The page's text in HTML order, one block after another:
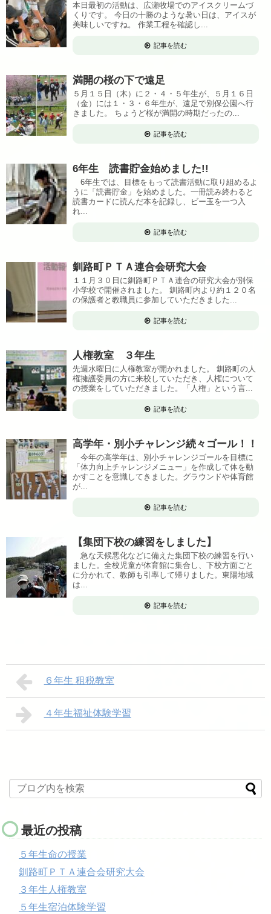
本日最初の活動は、広瀬牧場でのアイスクリームづ
くりです。 今日の十勝のような暑い日は、アイスが
美味しいですね。 作業工程を確認し...
記事を読む
満開の桜の下で遠足
５月１５日（木）に２・４・５年生が、５月１６日
（金）には１・３・６年生が、遠足で別保公園へ行
きました。 ちょうど桜が満開の時期だったの...
記事を読む
6年生 読書貯金始めました!!
6年生では、目標をもって読書活動に取り組めるよ
うに「読書貯金」を始めました。一冊読み終わると
読書カードに読んだ本を記録し、ビー玉を一つ入
れ...
記事を読む
釧路町ＰＴＡ連合会研究大会
１１月３０日に釧路町ＰＴＡ連合の研究大会が別保
小学校で開催されました。 釧路町内より約１２０名
の保護者と教職員に参加していただきました...
記事を読む
人権教室 ３年生
先週水曜日に人権教室が開かれました。 釧路町の人
権擁護委員の方に来校していただき、人権について
の授業をしていただきました。「人権」という言...
記事を読む
高学年・別小チャレンジ続々ゴール！！
今年の高学年は、別小チャレンジゴールを目標に
「体力向上チャレンジメニュー」を作成して体を動
かすことを意識してきました。グラウンドや体育館
が...
記事を読む
【集団下校の練習をしました】
急な天候悪化などに備えた集団下校の練習を行い
ました。全校児童が体育館に集合し、下校方面ごと
に分かれて、教師も引率して帰りました。東陽地域
は...
記事を読む
６年生 租税教室
４年生福祉体験学習
最近の投稿
５年生命の授業
釧路町ＰＴＡ連合会研究大会
３年生人権教室
５年生宿泊体験学習